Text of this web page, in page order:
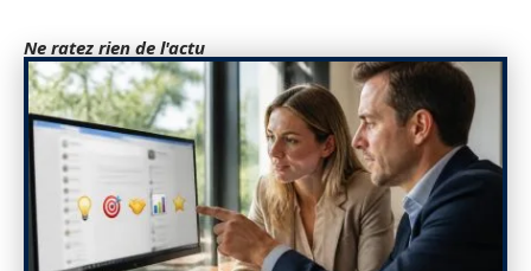
Ne ratez rien de l'actu